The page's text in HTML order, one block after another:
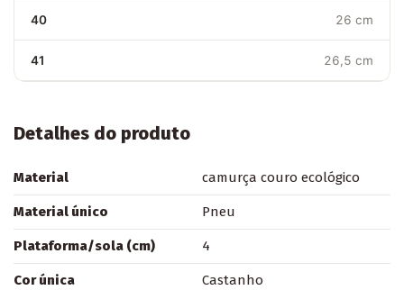
40 26 cm
41 26,5 cm
Detalhes do produto
Material camurça couro ecológico
Material único Pneu
Plataforma/sola (cm) 4
Cor única Castanho